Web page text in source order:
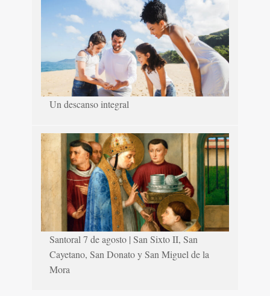
Un descanso integral
Santoral 7 de agosto | San Sixto II, San
Cayetano, San Donato y San Miguel de la
Mora